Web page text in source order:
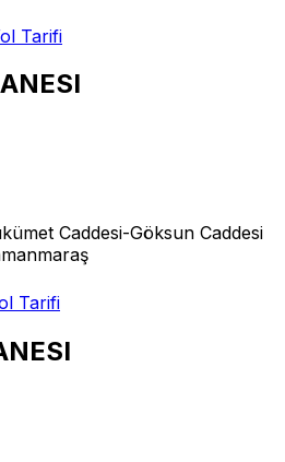
Tarifi
Caddesi-Göksun Caddesi
Tarifi